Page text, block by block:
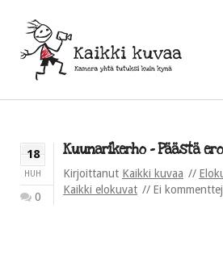
18
HUH
0
Kuunarikerho – Päästä
Kirjoittanut Kaikki kuvaa
Kaikki elokuvat
Ei